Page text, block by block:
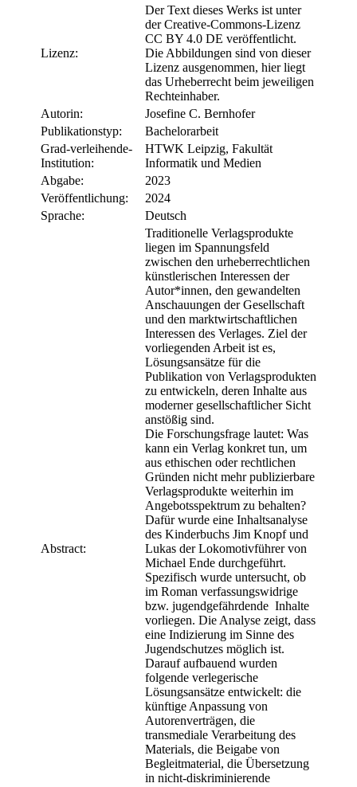
Lizenz:
Der Text dieses Werks ist unter
der Creative-Commons-Lizenz
CC BY 4.0 DE veröffentlicht.
Die Abbildungen sind von dieser
Lizenz ausgenommen, hier liegt
das Urheberrecht beim jeweiligen
Rechteinhaber.
Autorin:
Josefine C. Bernhofer
Publikationstyp:
Bachelorarbeit
Grad-verleihende-
Institution:
HTWK Leipzig, Fakultät
Informatik und Medien
Abgabe:
2023
Veröffentlichung:
2024
Sprache:
Deutsch
Abstract:
Traditionelle Verlagsprodukte
liegen im Spannungsfeld
zwischen den urheberrechtlichen
künstlerischen Interessen der
Autor*innen, den gewandelten
Anschauungen der Gesellschaft
und den marktwirtschaftlichen
Interessen des Verlages. Ziel der
vorliegenden Arbeit ist es,
Lösungsansätze für die
Publikation von Verlagsprodukten
zu entwickeln, deren Inhalte aus
moderner gesellschaftlicher Sicht
anstößig sind.
Die Forschungsfrage lautet: Was
kann ein Verlag konkret tun, um
aus ethischen oder rechtlichen
Gründen nicht mehr publizierbare
Verlagsprodukte weiterhin im
Angebotsspektrum zu behalten?
Dafür wurde eine Inhaltsanalyse
des Kinderbuchs Jim Knopf und
Lukas der Lokomotivführer von
Michael Ende durchgeführt.
Spezifisch wurde untersucht, ob
im Roman verfassungswidrige
bzw. jugendgefährdende Inhalte
vorliegen. Die Analyse zeigt, dass
eine Indizierung im Sinne des
Jugendschutzes möglich ist.
Darauf aufbauend wurden
folgende verlegerische
Lösungsansätze entwickelt: die
künftige Anpassung von
Autorenverträgen, die
transmediale Verarbeitung des
Materials, die Beigabe von
Begleitmaterial, die Übersetzung
in nicht-diskriminierende